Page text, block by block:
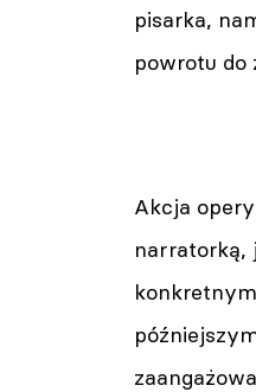
pisarka,
powrotu do
Akcja
narratorką,